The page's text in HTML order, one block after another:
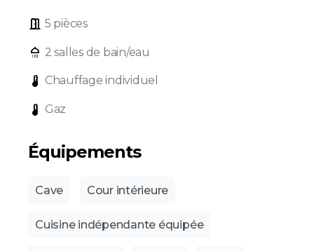
door_open 5 pièces
shower 2 salles de bain/eau
device_thermostat Chauffage individuel
device_thermostat Gaz
Équipements
Cave Cour intérieure
Cuisine indépendante équipée